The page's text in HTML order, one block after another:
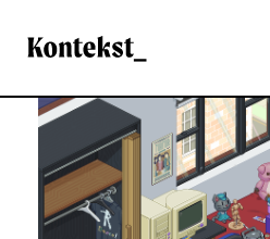
Kontekst